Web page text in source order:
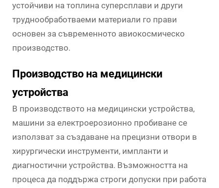
устойчиви на топлина суперсплави и други
труднообработваеми материали го прави
основен за съвременното авиокосмическо
производство.
Производство на медицински
устройства
В производството на медицински устройства,
машини за електроерозионно пробиване се
използват за създаване на прецизни отвори в
хирургически инструменти, импланти и
диагностични устройства. Възможността на
процеса да поддържа строги допуски при работа